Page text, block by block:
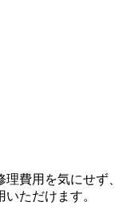
費用を気にせず、
ただけます。